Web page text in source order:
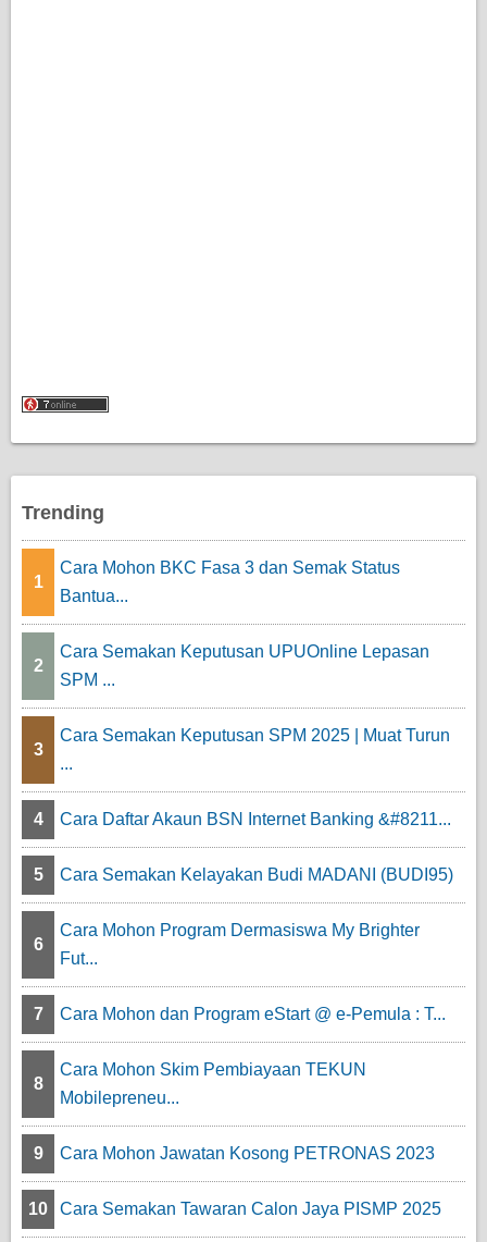
Trending
1
Cara Mohon BKC Fasa 3 dan Semak Status
Bantua...
2
Cara Semakan Keputusan UPUOnline Lepasan
SPM ...
3
Cara Semakan Keputusan SPM 2025 | Muat Turun
...
4 Cara Daftar Akaun BSN Internet Banking &#8211...
5 Cara Semakan Kelayakan Budi MADANI (BUDI95)
6
Cara Mohon Program Dermasiswa My Brighter
Fut...
7 Cara Mohon dan Program eStart @ e-Pemula : T...
8
Cara Mohon Skim Pembiayaan TEKUN
Mobilepreneu...
9 Cara Mohon Jawatan Kosong PETRONAS 2023
10 Cara Semakan Tawaran Calon Jaya PISMP 2025